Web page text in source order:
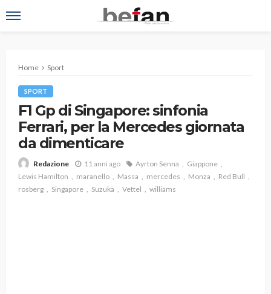
Home Sport
SPORT
F1 Gp di Singapore: sinfonia
Ferrari, per la Mercedes giornata
da dimenticare
Redazione 11 anni ago Ayrton Senna
Giappone
Lewis Hamilton
maranello Massa mercedes Monza
Red Bull
rosberg
Singapore Suzuka Vettel williams